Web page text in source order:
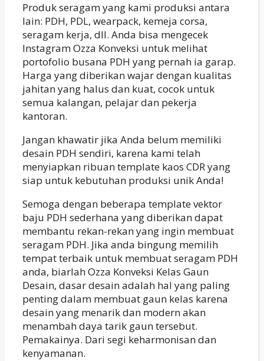
Produk seragam yang kami produksi antara
lain: PDH, PDL, wearpack, kemeja corsa,
seragam kerja, dll. Anda bisa mengecek
Instagram Ozza Konveksi untuk melihat
portofolio busana PDH yang pernah ia garap.
Harga yang diberikan wajar dengan kualitas
jahitan yang halus dan kuat, cocok untuk
semua kalangan, pelajar dan pekerja
kantoran.
Jangan khawatir jika Anda belum memiliki
desain PDH sendiri, karena kami telah
menyiapkan ribuan template kaos CDR yang
siap untuk kebutuhan produksi unik Anda!
Semoga dengan beberapa template vektor
baju PDH sederhana yang diberikan dapat
membantu rekan-rekan yang ingin membuat
seragam PDH. Jika anda bingung memilih
tempat terbaik untuk membuat seragam PDH
anda, biarlah Ozza Konveksi Kelas Gaun
Desain, dasar desain adalah hal yang paling
penting dalam membuat gaun kelas karena
desain yang menarik dan modern akan
menambah daya tarik gaun tersebut.
Pemakainya. Dari segi keharmonisan dan
kenyamanan.